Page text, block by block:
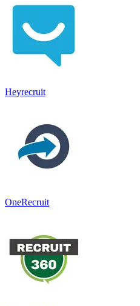
Heyrecruit
OneRecruit